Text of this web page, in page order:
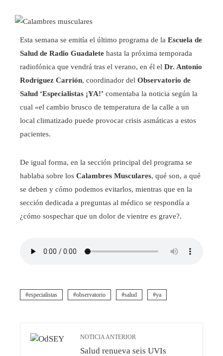
Esta semana se emitía el último programa de la Escuela de
Salud de Radio Guadalete hasta la próxima temporada
radiofónica que vendrá tras el verano, en él el Dr. Antonio
Rodríguez Carrión, coordinador del Observatorio de
Salud ‘Especialistas ¡YA!’ comentaba la noticia según la
cual «el cambio brusco de temperatura de la calle a un
local climatizado puede provocar crisis asmáticas a estos
pacientes.
De igual forma, en la sección principal del programa se
hablaba sobre los Calambres Musculares, qué son, a qué
se deben y cómo podemos evitarlos, mientras que en la
sección dedicada a preguntas al médico se respondía a
¿cómo sospechar que un dolor de vientre es grave?.
especialistas observatorio salud ya
NOTICIA ANTERIOR
Salud renueva seis UVIs